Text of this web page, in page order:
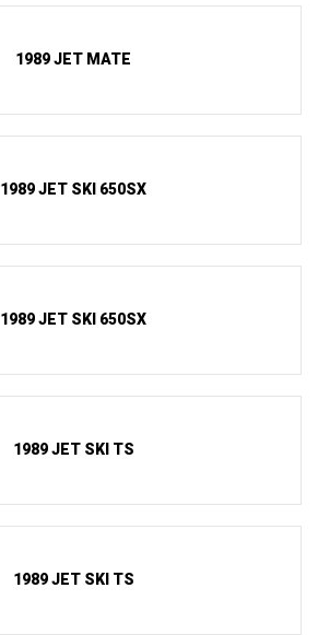
1989 JET MATE
1989 JET SKI 650SX
1989 JET SKI 650SX
1989 JET SKI TS
1989 JET SKI TS